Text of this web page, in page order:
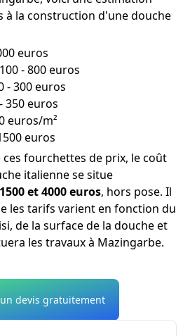
à la construction d'une douche
euros
- 800 euros
- 300 euros
350 euros
euros/m²
euros
fourchettes de prix, le coût
italienne se situe
1500 et 4000 euros, hors pose. Il
les tarifs varient en fonction du
de la surface de la douche et
les travaux à Mazingarbe.
devis gratuitement